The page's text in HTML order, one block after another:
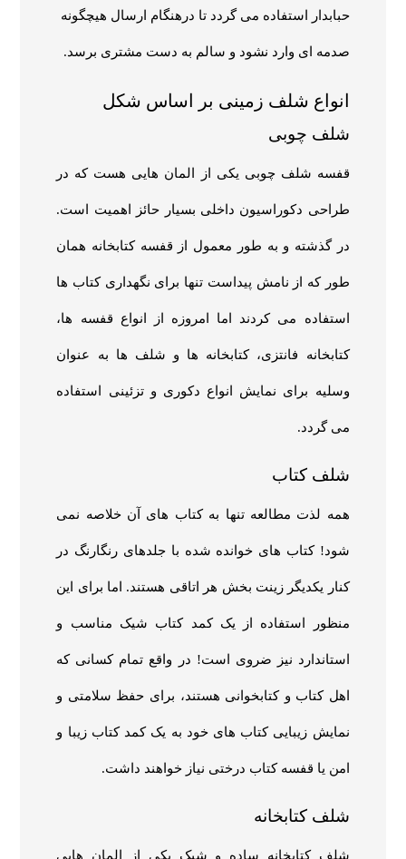
حبابدار استفاده می گردد تا درهنگام ارسال هیچگونه
صدمه ای وارد نشود و سالم به دست مشتری برسد.
انواع شلف زمینی بر اساس شکل
شلف چوبی
قفسه شلف چوبی یکی از المان هایی هست که در
طراحی دکوراسیون داخلی بسیار حائز اهمیت است.
در گذشته و به طور معمول از قفسه کتابخانه همان
طور که از نامش پیداست تنها برای نگهداری کتاب ها
استفاده می کردند اما امروزه از انواع قفسه ها،
کتابخانه فانتزی، کتابخانه ها و شلف ها به عنوان
وسلیه برای نمایش انواع دکوری و تزئینی استفاده
می گردد.
شلف کتاب
همه لذت مطالعه تنها به کتاب های آن خلاصه نمی
شود! کتاب های خوانده شده با جلدهای رنگارنگ در
کنار یکدیگر زینت بخش هر اتاقی هستند. اما برای این
منظور استفاده از یک کمد کتاب شیک مناسب و
استاندارد نیز ضروی است! در واقع تمام کسانی که
اهل کتاب و کتابخوانی هستند، برای حفظ سلامتی و
نمایش زیبایی کتاب های خود به یک کمد کتاب زیبا و
امن یا قفسه کتاب درختی نیاز خواهند داشت.
شلف کتابخانه
شلف کتابخانه ساده و شیک یکی از المان هایی